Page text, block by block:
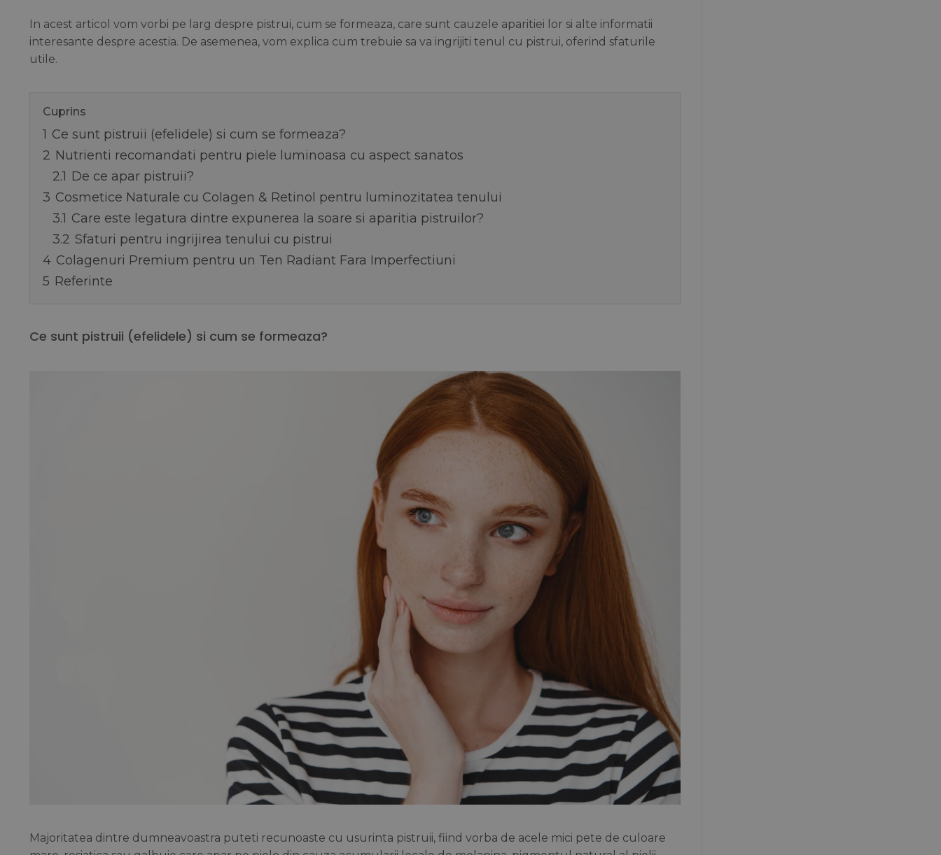
In acest articol vom vorbi pe larg despre pistrui, cum se formeaza, care sunt cauzele aparitiei lor si alte informatii
interesante despre acestia. De asemenea, vom explica cum trebuie sa va ingrijiti tenul cu pistrui, oferind sfaturile
utile.
Cuprins
1 Ce sunt pistruii (efelidele) si cum se formeaza?
2 Nutrienti recomandati pentru piele luminoasa cu aspect sanatos
2.1 De ce apar pistruii?
3 Cosmetice Naturale cu Colagen & Retinol pentru luminozitatea tenului
3.1 Care este legatura dintre expunerea la soare si aparitia pistruilor?
3.2 Sfaturi pentru ingrijirea tenului cu pistrui
4 Colagenuri Premium pentru un Ten Radiant Fara Imperfectiuni
5 Referinte
Ce sunt pistruii (efelidele) si cum se formeaza?
Majoritatea dintre dumneavoastra puteti recunoaste cu usurinta pistruii, fiind vorba de acele mici pete de culoare